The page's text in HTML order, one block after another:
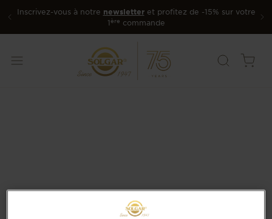
Inscrivez-vous à notre newsletteret profitez de -15% sur votre
1ère commande